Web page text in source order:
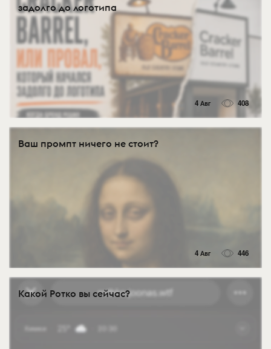
задолго до логотипа
4 Авг 408
Ваш промпт ничего не стоит?
4 Авг 446
Какой Ротко вы сейчас?